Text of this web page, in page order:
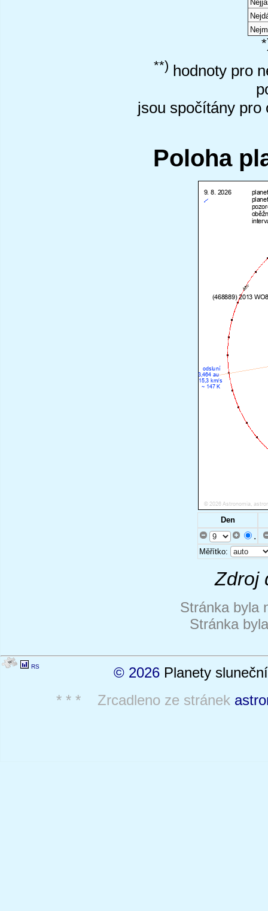
**) hodnoty pro
jsou spočítány pro
Poloha
Den
.
Měřítko:
Zdroj
Stránka byla
Stránka
RS © 2026 Planety
* * * Zrcadleno ze stránek